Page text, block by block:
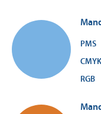
PMS
CMYK
RGB